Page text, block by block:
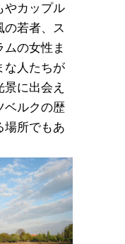
やカップル
の若者、ス
の女性ま
な人たちが
に出会え
ベルクの歴
場所でもあ